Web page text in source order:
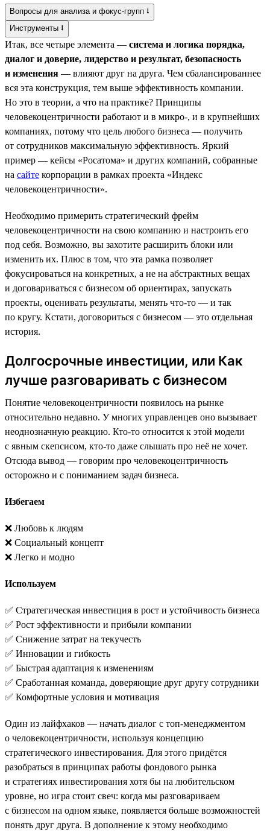
Вопросы для анализа и фокус-групп ⭣
Инструменты ⭣
Итак, все четыре элемента — система и логика порядка,
диалог и доверие, лидерство и результат, безопасность
и изменения — влияют друг на друга. Чем сбалансированнее
вся эта конструкция, тем выше эффективность компании.
Но это в теории, а что на практике? Принципы
человекоцентричности работают и в микро-, и в крупнейших
компаниях, потому что цель любого бизнеса — получить
от сотрудников максимальную эффективность. Яркий
пример — кейсы «Росатома» и других компаний, собранные
на сайте корпорации в рамках проекта «Индекс
человекоцентричности».
Необходимо примерить стратегический фрейм
человекоцентричности на свою компанию и настроить его
под себя. Возможно, вы захотите расширить блоки или
изменить их. Плюс в том, что эта рамка позволяет
фокусироваться на конкретных, а не на абстрактных вещах
и договариваться с бизнесом об ориентирах, запускать
проекты, оценивать результаты, менять что-то — и так
по кругу. Кстати, договориться с бизнесом — это отдельная
история.
Долгосрочные инвестиции, или Как
лучше разговаривать с бизнесом
Понятие человекоцентричности появилось на рынке
относительно недавно. У многих управленцев оно вызывает
неоднозначную реакцию. Кто-то относится к этой модели
с явным скепсисом, кто-то даже слышать про неё не хочет.
Отсюда вывод — говорим про человекоцентричность
осторожно и с пониманием задач бизнеса.
Избегаем
❌ Любовь к людям
❌ Социальный концепт
❌ Легко и модно
Используем
✅ Стратегическая инвестиция в рост и устойчивость бизнеса
✅ Рост эффективности и прибыли компании
✅ Снижение затрат на текучесть
✅ Инновации и гибкость
✅ Быстрая адаптация к изменениям
✅ Сработанная команда, доверяющие друг другу сотрудники
✅ Комфортные условия и мотивация
Один из лайфхаков — начать диалог с топ-менеджментом
о человекоцентричности, используя концепцию
стратегического инвестирования. Для этого придётся
разобраться в принципах работы фондового рынка
и стратегиях инвестирования хотя бы на любительском
уровне, но игра стоит свеч: когда мы разговариваем
с бизнесом на одном языке, появляется больше возможностей
понять друг друга. В дополнение к этому необходимо